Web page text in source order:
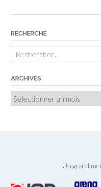
RECHERCHE
ARCHIVES
Archives
Un grand